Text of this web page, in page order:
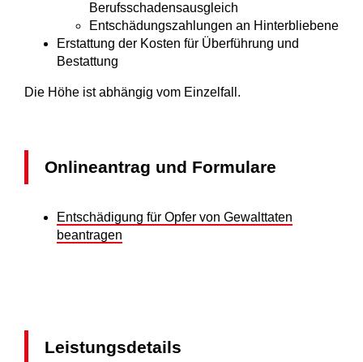
Berufsschadensausgleich
Entschädungszahlungen an Hinterbliebene
Erstattung der Kosten für Überführung und
Bestattung
Die Höhe ist abhängig vom Einzelfall.
Onlineantrag und Formulare
Entschädigung für Opfer von Gewalttaten
beantragen
Leistungsdetails